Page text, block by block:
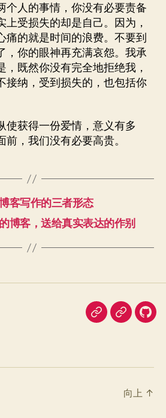
个人的事情，你没有必要责备
上受损失的却是自己。因为，
痛的就是时间的浪费。不要到
，你的眼神再充满哀怨。我承
，既然你没有完全地拒绝我，
接纳，受到损失的，也包括你
使获得一份爱情，意义有多
，我们没有必要高贵。
客写作的三者形态
博客，送给真实表达的作别
即
豆
我
向上 ↑